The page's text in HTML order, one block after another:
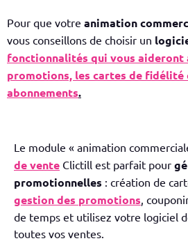
Pour que votre animation
vous conseillons de choisir un
fonctionnalités qui vous aideront
promotions, les cartes de fidélité
abonnements.
Le module « animation
de vente Clictill est parfait pour
promotionnelles : création de
gestion des promotions ,
de temps et utilisez votre logiciel
toutes vos ventes.